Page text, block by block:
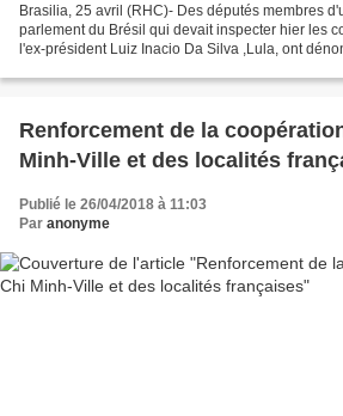
Brasilia, 25 avril (RHC)- Des députés membres
parlement du Brésil qui devait inspecter hier les
l'ex-président Luiz Inacio Da Silva ,Lula, ont
Renforcement de la
Minh-Ville et des localités
Publié le 26/04/2018 à 11:03
Par anonyme